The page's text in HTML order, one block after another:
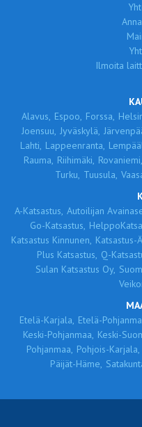
Ilmoita
Alavus, Espoo, Forssa,
Joensuu, Jyväskylä,
Lahti, Lappeenranta,
Rauma, Riihimäki, Rovaniemi,
Turku, Tuusula,
A-Katsastus, Autoilijan
Go-Katsastus,
Katsastus Kinnunen, Katsastus-
Plus Katsastus, Q-
Sulan Katsastus Oy,
Etelä-Karjala, Etelä-
Keski-Pohjanmaa, Keski-
Pohjanmaa, Pohjois-Karjala,
Päijät-Häme,